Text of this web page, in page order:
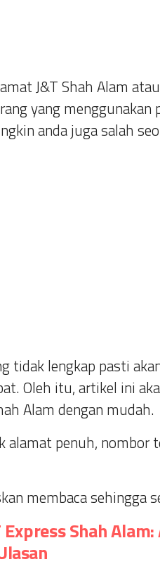
J&T Shah Alam
yang
anda juga salah
tidak lengkap pasti
Oleh itu, artikel ini
Alam dengan mudah.
alamat penuh, nombor
membaca sehingga
Express Shah